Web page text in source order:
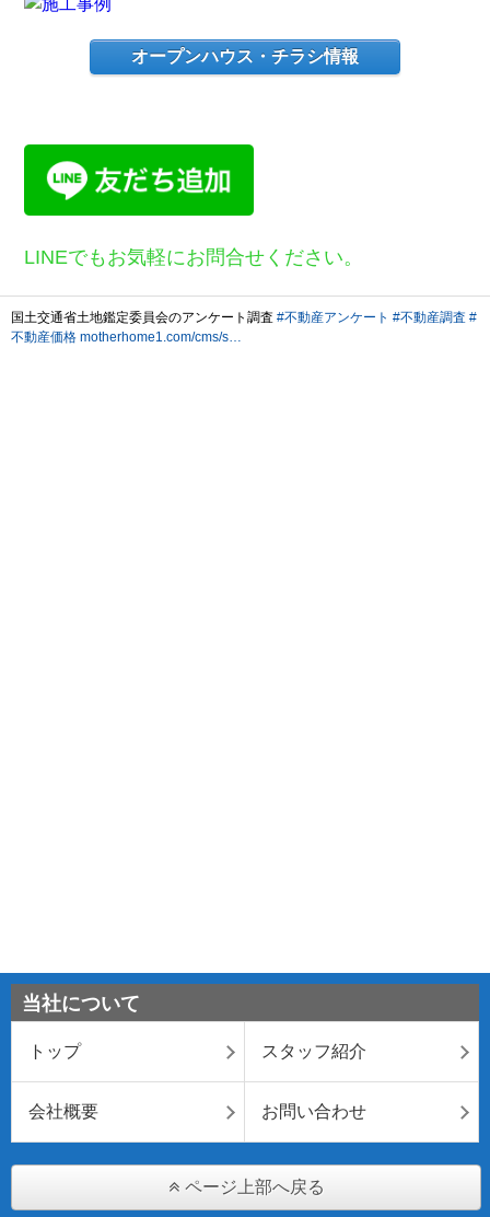
オープンハウス・チラシ情報
LINEでもお気軽にお問合せください。
当社について
トップ スタッフ紹介
会社概要 お問い合わせ
ページ上部へ戻る